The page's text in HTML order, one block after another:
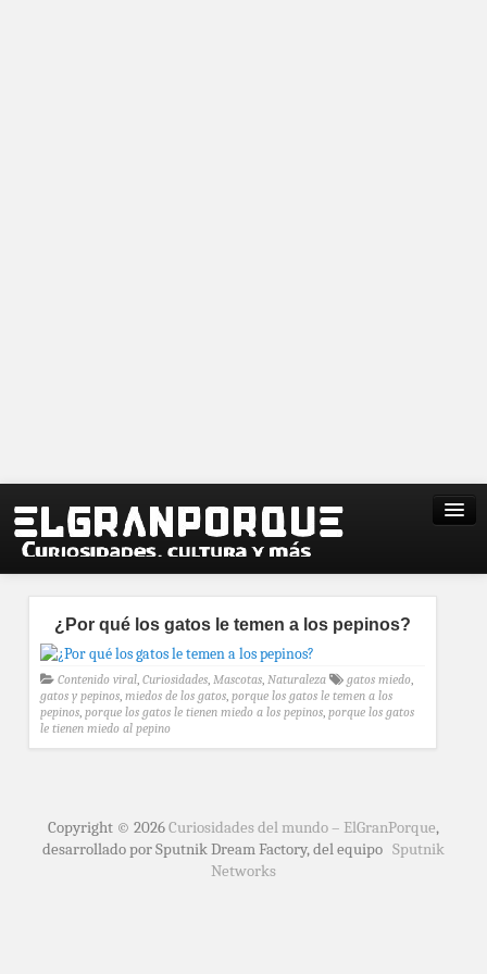
¿Por qué los gatos le temen a los pepinos?
Contenido viral, Curiosidades, Mascotas, Naturaleza gatos miedo,
gatos y pepinos, miedos de los gatos, porque los gatos le temen a los
pepinos, porque los gatos le tienen miedo a los pepinos, porque los gatos
le tienen miedo al pepino
Copyright © 2026Curiosidades del mundo – ElGranPorque,
desarrollado por Sputnik Dream Factory, del equipo Sputnik
Networks